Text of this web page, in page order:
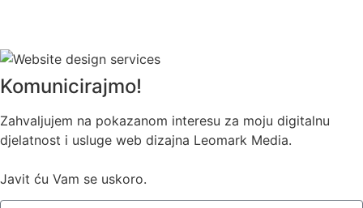
Komunicirajmo!
Zahvaljujem na pokazanom interesu za moju digitalnu
djelatnost i usluge web dizajna Leomark Media.
Javit ću Vam se uskoro.